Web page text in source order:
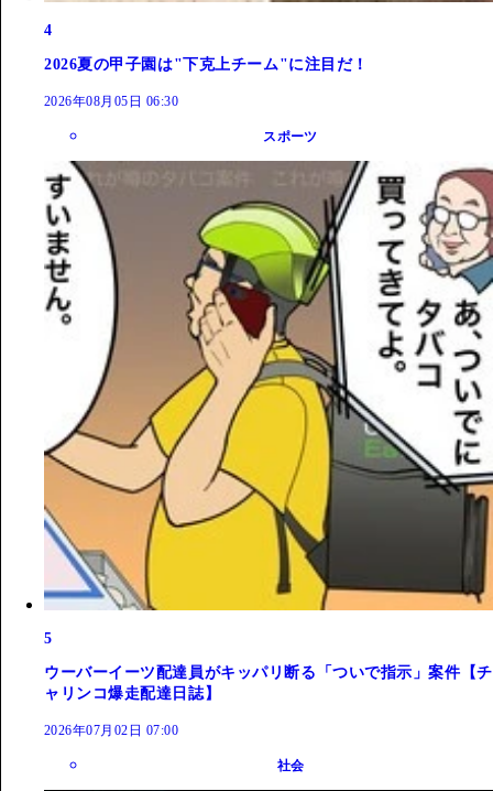
4
2026夏の甲子園は"下克上チーム"に注目だ！
2026年08月05日 06:30
スポーツ
5
ウーバーイーツ配達員がキッパリ断る「ついで指示」案件【チ
ャリンコ爆走配達日誌】
2026年07月02日 07:00
社会